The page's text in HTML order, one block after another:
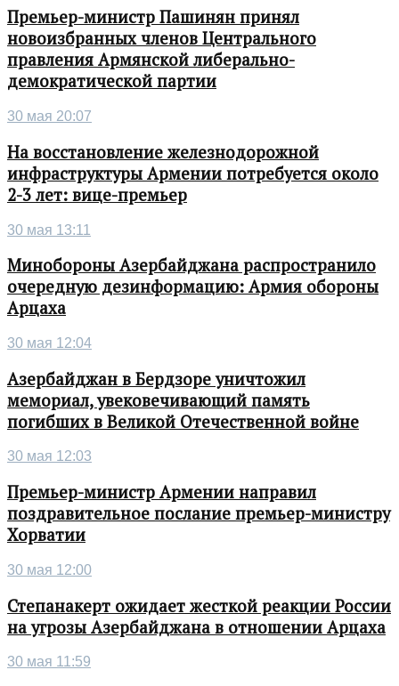
Премьер-министр Пашинян принял
новоизбранных членов Центрального
правления Армянской либерально-
демократической партии
30 мая 20:07
На восстановление железнодорожной
инфраструктуры Армении потребуется около
2-3 лет: вице-премьер
30 мая 13:11
Минобороны Азербайджана распространило
очередную дезинформацию: Армия обороны
Арцаха
30 мая 12:04
Азербайджан в Бердзоре уничтожил
мемориал, увековечивающий память
погибших в Великой Отечественной войне
30 мая 12:03
Премьер-министр Армении направил
поздравительное послание премьер-министру
Хорватии
30 мая 12:00
Степанакерт ожидает жесткой реакции России
на угрозы Азербайджана в отношении Арцаха
30 мая 11:59